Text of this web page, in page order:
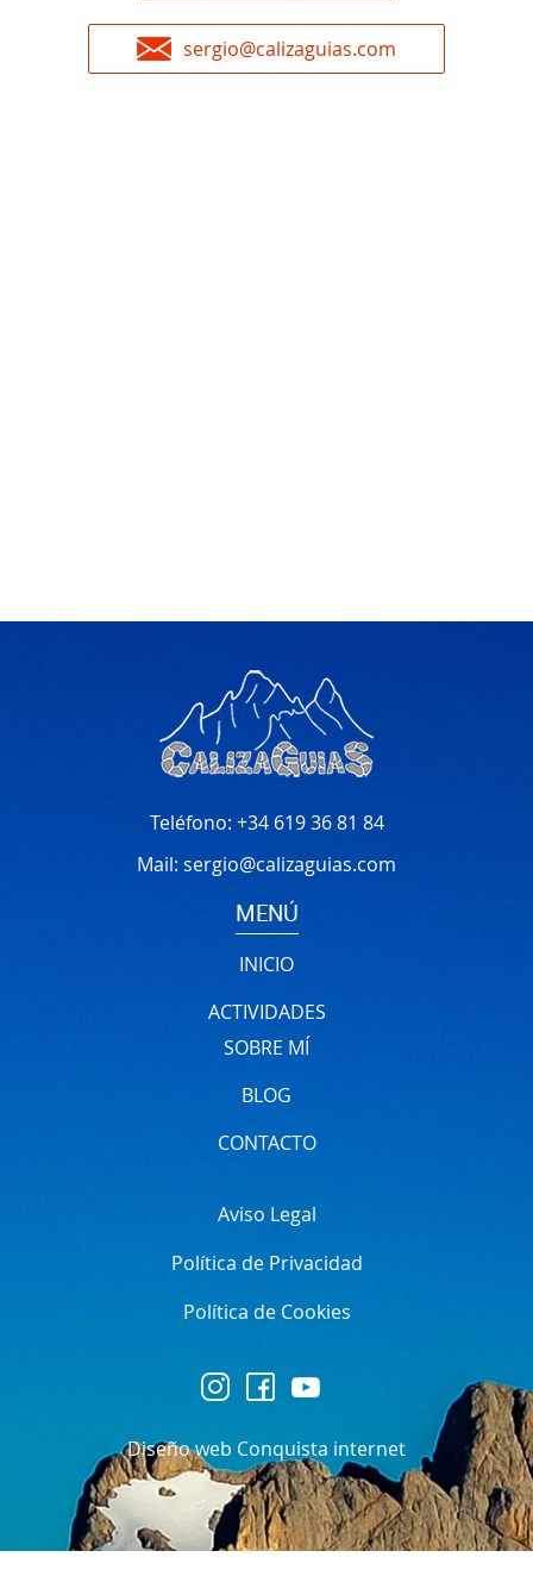
sergio@calizaguias.com
Teléfono: +34 619 36 81 84
Mail: sergio@calizaguias.com
MENÚ
INICIO
ACTIVIDADES
SOBRE MÍ
BLOG
CONTACTO
Aviso Legal
Política de Privacidad
Política de Cookies
Diseño web Conquista internet